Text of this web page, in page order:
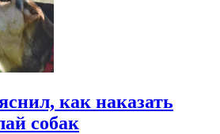
как наказать
собак